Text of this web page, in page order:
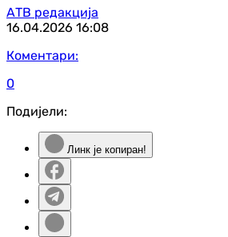
АТВ редакција
16.04.2026 16:08
Коментари:
0
Подијели:
Линк је копиран!